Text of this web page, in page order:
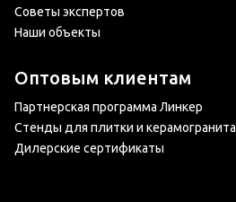
Советы экспертов
Наши объекты
Оптовым клиентам
Партнерская программа Линкер
Стенды для плитки и керамогранита
Дилерские сертификаты